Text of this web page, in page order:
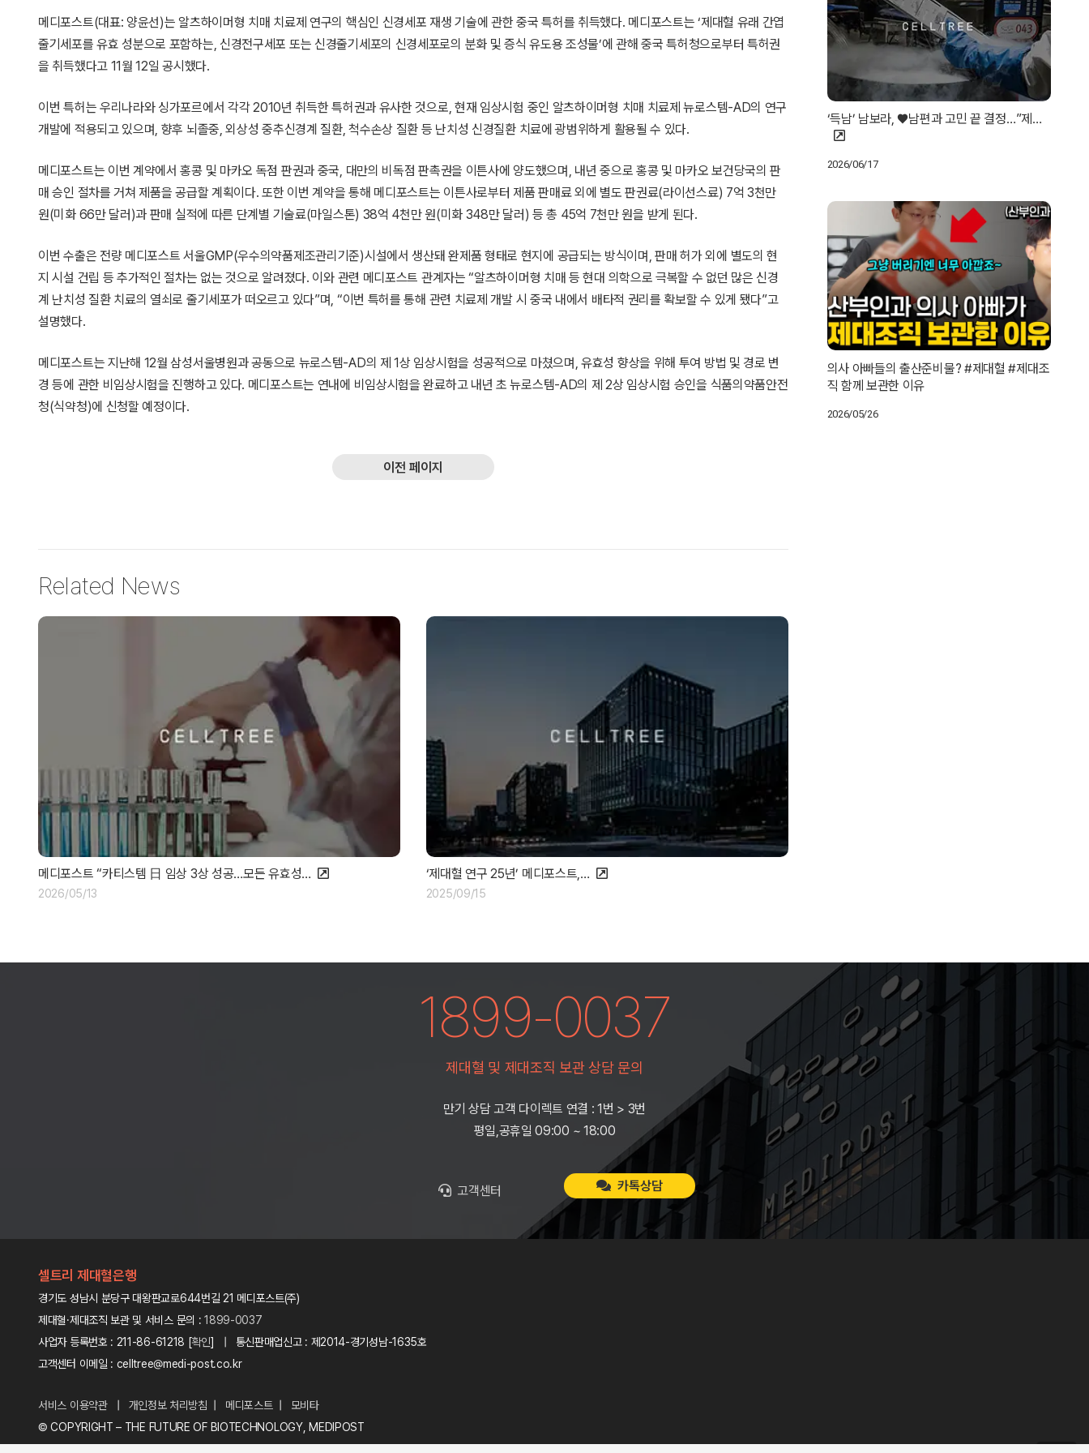
메디포스트(대표: 양윤선)는 알츠하이머형 치매 치료제 연구의 핵심인 신경세포 재생 기술에 관한 중국 특허를 취득했다. 메디포스트는 ‘제대혈 유래 간엽
줄기세포를 유효 성분으로 포함하는, 신경전구세포 또는 신경줄기세포의 신경세포로의 분화 및 증식 유도용 조성물’에 관해 중국 특허청으로부터 특허권
을 취득했다고 11월 12일 공시했다.
이번 특허는 우리나라와 싱가포르에서 각각 2010년 취득한 특허권과 유사한 것으로, 현재 임상시험 중인 알츠하이머형 치매 치료제 뉴로스템-AD의 연구
개발에 적용되고 있으며, 향후 뇌졸중, 외상성 중추신경계 질환, 척수손상 질환 등 난치성 신경질환 치료에 광범위하게 활용될 수 있다.
메디포스트는 이번 계약에서 홍콩 및 마카오 독점 판권과 중국, 대만의 비독점 판촉권을 이튼사에 양도했으며, 내년 중으로 홍콩 및 마카오 보건당국의 판
매 승인 절차를 거쳐 제품을 공급할 계획이다. 또한 이번 계약을 통해 메디포스트는 이튼사로부터 제품 판매료 외에 별도 판권료(라이선스료) 7억 3천만
원(미화 66만 달러)과 판매 실적에 따른 단계별 기술료(마일스톤) 38억 4천만 원(미화 348만 달러) 등 총 45억 7천만 원을 받게 된다.
이번 수출은 전량 메디포스트 서울GMP(우수의약품제조관리기준)시설에서 생산돼 완제품 형태로 현지에 공급되는 방식이며, 판매 허가 외에 별도의 현
지 시설 건립 등 추가적인 절차는 없는 것으로 알려졌다. 이와 관련 메디포스트 관계자는 “알츠하이머형 치매 등 현대 의학으로 극복할 수 없던 많은 신경
계 난치성 질환 치료의 열쇠로 줄기세포가 떠오르고 있다”며, “이번 특허를 통해 관련 치료제 개발 시 중국 내에서 배타적 권리를 확보할 수 있게 됐다”고
설명했다.
메디포스트는 지난해 12월 삼성서울병원과 공동으로 뉴로스템-AD의 제 1상 임상시험을 성공적으로 마쳤으며, 유효성 향상을 위해 투여 방법 및 경로 변
경 등에 관한 비임상시험을 진행하고 있다. 메디포스트는 연내에 비임상시험을 완료하고 내년 초 뉴로스템-AD의 제 2상 임상시험 승인을 식품의약품안전
청(식약청)에 신청할 예정이다.
이전 페이지
Related News
메디포스트 “카티스템 日 임상 3상 성공…모든 유효성…
2026/05/13
‘제대혈 연구 25년’ 메디포스트,…
2025/09/15
‘득남’ 남보라, ♥남편과 고민 끝 결정…”제…
2026/06/17
의사 아빠들의 출산준비물? #제대혈 #제대조
직 함께 보관한 이유
2026/05/26
1899-0037
제대혈 및 제대조직 보관 상담 문의
만기 상담 고객 다이렉트 연결 : 1번 > 3번
평일,공휴일 09:00 ~ 18:00
고객센터 카톡상담
셀트리 제대혈은행
경기도 성남시 분당구 대왕판교로644번길 21 메디포스트(주)
제대혈·제대조직 보관 및 서비스 문의 :1899-0037
사업자 등록번호 : 211-86-61218 [확인] | 통신판매업신고 : 제2014-경기성남-1635호
고객센터 이메일 : celltree@medi-post.co.kr
서비스 이용약관| 개인정보 처리방침 메디포스트
모비타
© COPYRIGHT – THE FUTURE OF BIOTECHNOLOGY, MEDIPOST